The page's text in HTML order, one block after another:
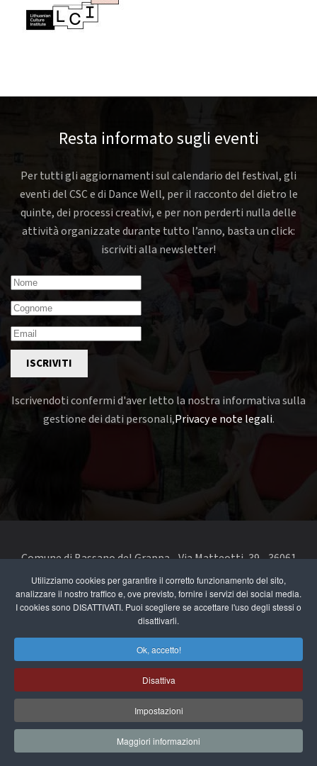
Utilizziamo cookies per garantire il corretto funzionamento del sito,
analizzare il nostro traffico e, ove previsto, fornire i servizi dei social media.
I cookies sono DISATTIVATI. Puoi scegliere se accettare l'uso degli stessi o
disattivarli.
Ok, accetto!
Disattiva
Impostazioni
Maggiori informazioni
Resta informato sugli eventi
Per tutti gli aggiornamenti sul calendario del festival, gli
eventi del CSC e di Dance Well, per il racconto del dietro le
quinte, dei processi creativi, e per non perderti nulla delle
attività organizzate durante tutto l’anno, basta un click:
iscriviti alla newsletter!
ISCRIVITI
Iscrivendoti confermi d'aver letto la nostra informativa sulla
gestione dei dati personali,Privacy e note legali.
Comune di Bassano del Grappa - Via Matteotti, 39 - 36061
Bassano del Grappa VI - Telefono 0424 519111 - codice fiscale
e partita IVA 00168480242
segnala un problema di accessibilità
accessibilità
Privacy e note legali
Cookie Policy